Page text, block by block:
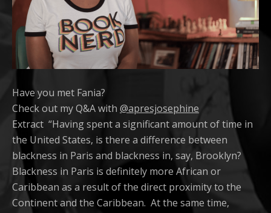
Have you met Fania?
Check out my Q&A with @apresjosephine
Extract “Having spent a significant amount of time in
the United States, is there a difference between
blackness in Paris and blackness in, say, Brooklyn?
Blackness in Paris is definitely more African or
Caribbean as a result of the direct proximity to the
Continent and the Caribbean. At the same time,